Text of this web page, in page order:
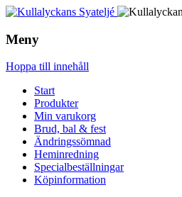
Meny
Hoppa till innehåll
Start
Produkter
Min varukorg
Brud, bal & fest
Ändringssömnad
Heminredning
Specialbeställningar
Köpinformation